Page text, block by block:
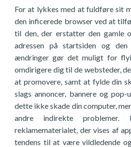
For at lykkes med at fuldføre sit
den inficerede browser ved at
til den, der erstatter den gamle
adressen på startsiden og den
ændringer gør det muligt for
omdirigere dig til de websteder,
at promovere, samt at fylde din
slags annoncer, bannere og
dette ikke skade din computer,
andre indirekte problemer.
reklamematerialet, der vises af
tendens til at være vildledende